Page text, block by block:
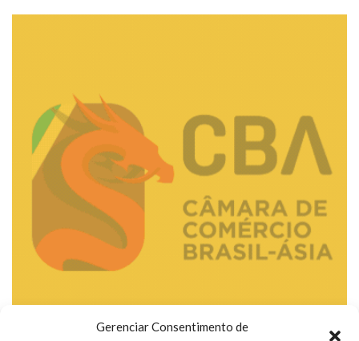
Gerenciar Consentimento de